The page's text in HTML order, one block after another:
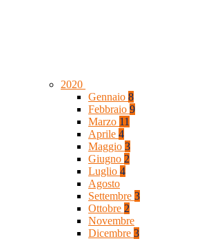
2020
Gennaio 8
Febbraio 9
Marzo 11
Aprile 4
Maggio 3
Giugno 2
Luglio 4
Agosto
Settembre 3
Ottobre 2
Novembre
Dicembre 3